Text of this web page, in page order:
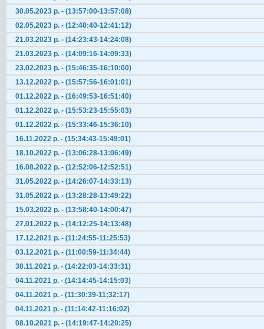
30.05.2023 р. - (13:57:00-13:57:08)
02.05.2023 р. - (12:40:40-12:41:12)
21.03.2023 р. - (14:23:43-14:24:08)
21.03.2023 р. - (14:09:16-14:09:33)
23.02.2023 р. - (15:46:35-16:10:00)
13.12.2022 р. - (15:57:56-16:01:01)
01.12.2022 р. - (16:49:53-16:51:40)
01.12.2022 р. - (15:53:23-15:55:03)
01.12.2022 р. - (15:33:46-15:36:10)
16.11.2022 р. - (15:34:43-15:49:01)
18.10.2022 р. - (13:06:28-13:06:49)
16.08.2022 р. - (12:52:06-12:52:51)
31.05.2022 р. - (14:26:07-14:33:13)
31.05.2022 р. - (13:28:28-13:49:22)
15.03.2022 р. - (13:58:40-14:00:47)
27.01.2022 р. - (14:12:25-14:13:48)
17.12.2021 р. - (11:24:55-11:25:53)
03.12.2021 р. - (11:00:59-11:34:44)
30.11.2021 р. - (14:22:03-14:33:31)
04.11.2021 р. - (14:14:45-14:15:03)
04.11.2021 р. - (11:30:39-11:32:17)
04.11.2021 р. - (11:14:42-11:16:02)
08.10.2021 р. - (14:19:47-14:20:25)